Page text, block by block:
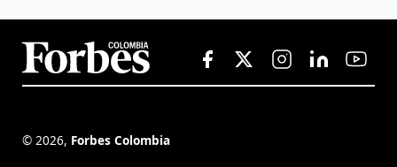
© 2026, Forbes Colombia